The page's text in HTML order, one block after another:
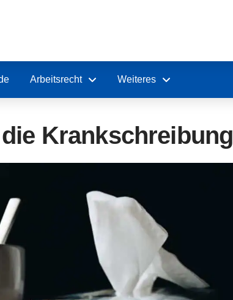
Arbeitsrecht Weiteres
Krankschreibung